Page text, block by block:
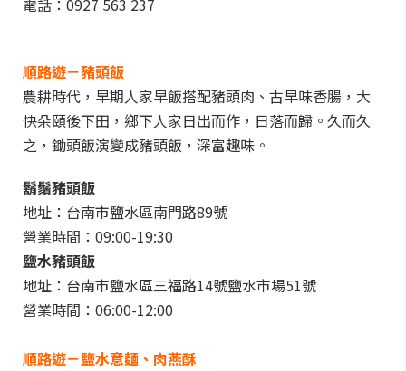
電話：0927 563 237
順路遊－豬頭飯
農耕時代，早期人家早飯搭配豬頭肉、古早味香腸，大
快朵頤後下田，鄉下人家日出而作，日落而歸。久而久
之，鋤頭飯演變成豬頭飯，深富趣味。
鬍鬚豬頭飯
地址：台南市鹽水區南門路89號
營業時間：09:00-19:30
鹽水豬頭飯
地址：台南市鹽水區三福路14號鹽水市場51號
營業時間：06:00-12:00
順路遊－鹽水意麵、肉燕酥